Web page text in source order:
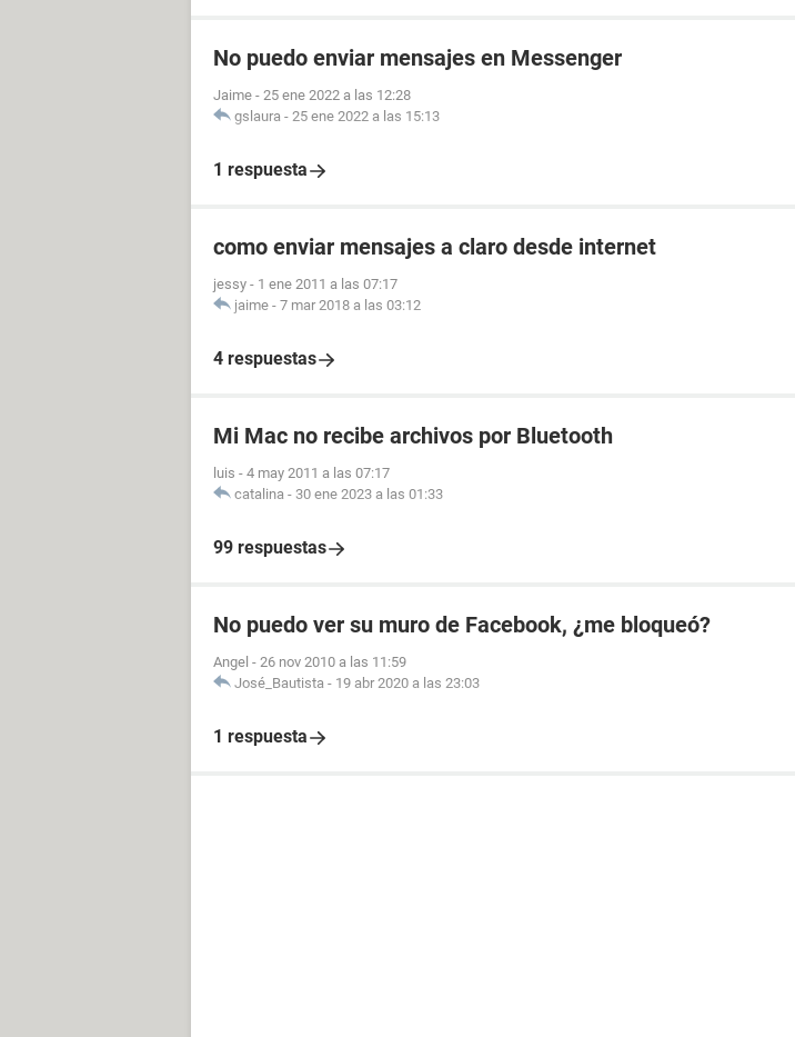
No puedo enviar mensajes en Messenger
Jaime - 25 ene 2022 a las 12:28
gslaura - 25 ene 2022 a las 15:13
1 respuesta
como enviar mensajes a claro desde internet
jessy - 1 ene 2011 a las 07:17
jaime - 7 mar 2018 a las 03:12
4 respuestas
Mi Mac no recibe archivos por Bluetooth
luis - 4 may 2011 a las 07:17
catalina - 30 ene 2023 a las 01:33
99 respuestas
No puedo ver su muro de Facebook, ¿me bloqueó?
Angel - 26 nov 2010 a las 11:59
José_Bautista - 19 abr 2020 a las 23:03
1 respuesta